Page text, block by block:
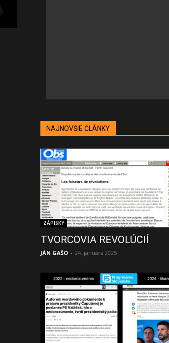
NAJNOVŠIE ČLÁNKY
ZÁPISKY
TVORCOVIA REVOLÚCIÍ
JÁN GAŠO - 24. januára 2025